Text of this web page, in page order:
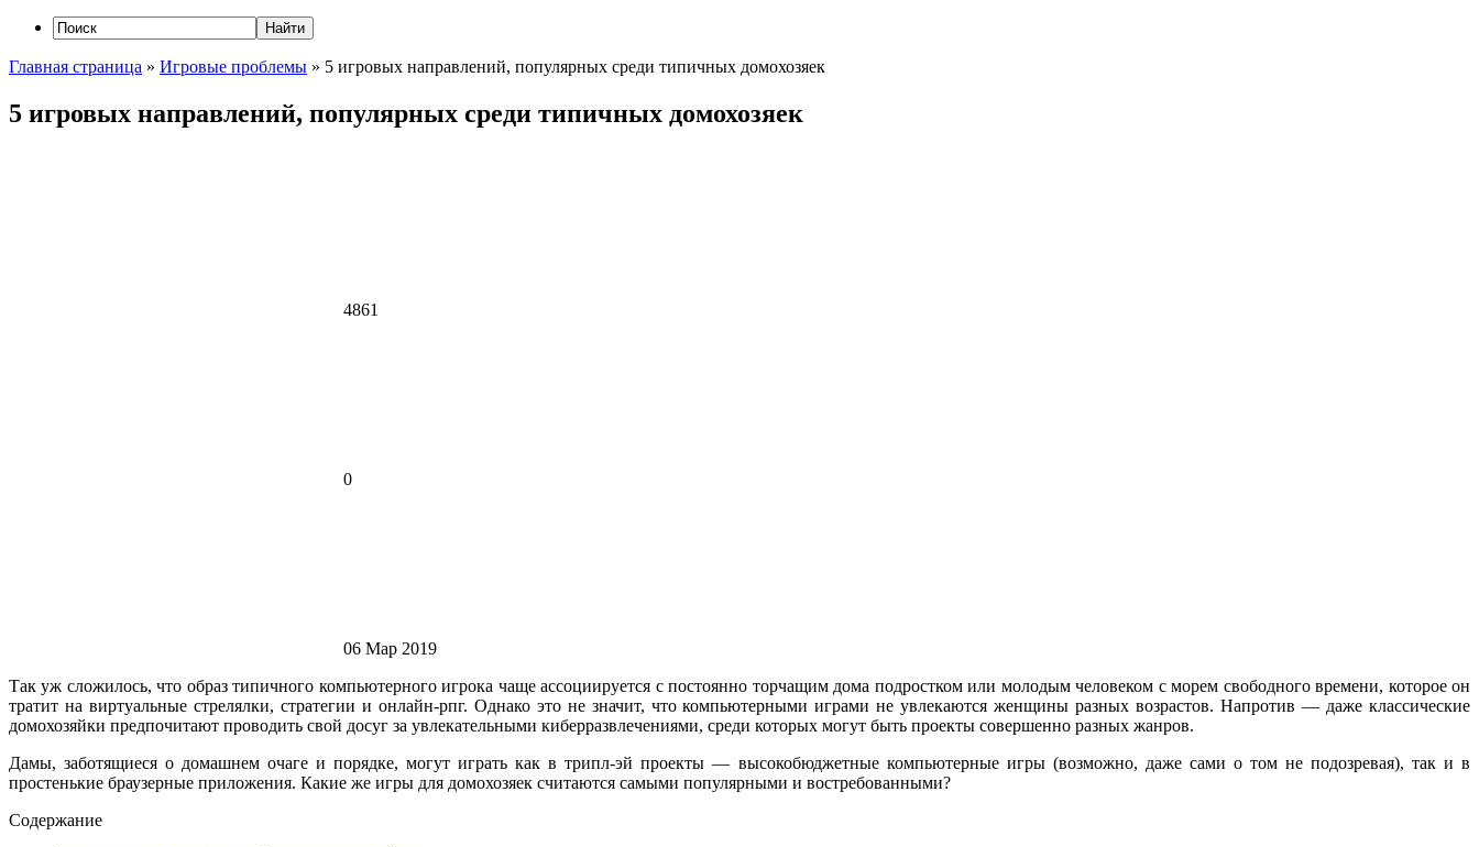
Главная страница » Игровые проблемы » 5 игровых направлений, популярных среди типичных домохозяек
5 игровых направлений, популярных среди типичных домохозяек
4861
0
06 Мар 2019
Так уж сложилось, что образ типичного компьютерного игрока чаще ассоциируется с постоянно торчащим дома подростком или молодым человеком с морем свободного времени, которое он
тратит на виртуальные стрелялки, стратегии и онлайн-рпг. Однако это не значит, что компьютерными играми не увлекаются женщины разных возрастов. Напротив — даже классические
домохозяйки предпочитают проводить свой досуг за увлекательными киберразвлечениями, среди которых могут быть проекты совершенно разных жанров.
Дамы, заботящиеся о домашнем очаге и порядке, могут играть как в трипл-эй проекты — высокобюджетные компьютерные игры (возможно, даже сами о том не подозревая), так и в
простенькие браузерные приложения. Какие же игры для домохозяек считаются самыми популярными и востребованными?
Содержание